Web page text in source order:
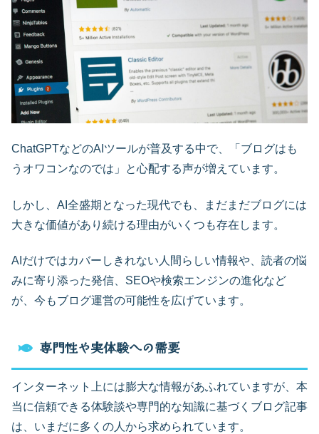
ChatGPTなどのAIツールが普及する中で、「ブログはも
うオワコンなのでは」と心配する声が増えています。
しかし、AI全盛期となった現代でも、まだまだブログには
大きな価値があり続ける理由がいくつも存在します。
AIだけではカバーしきれない人間らしい情報や、読者の悩
みに寄り添った発信、SEOや検索エンジンの進化など
が、今もブログ運営の可能性を広げています。
専門性や実体験への需要
インターネット上には膨大な情報があふれていますが、本
当に信頼できる体験談や専門的な知識に基づくブログ記事
は、いまだに多くの人から求められています。